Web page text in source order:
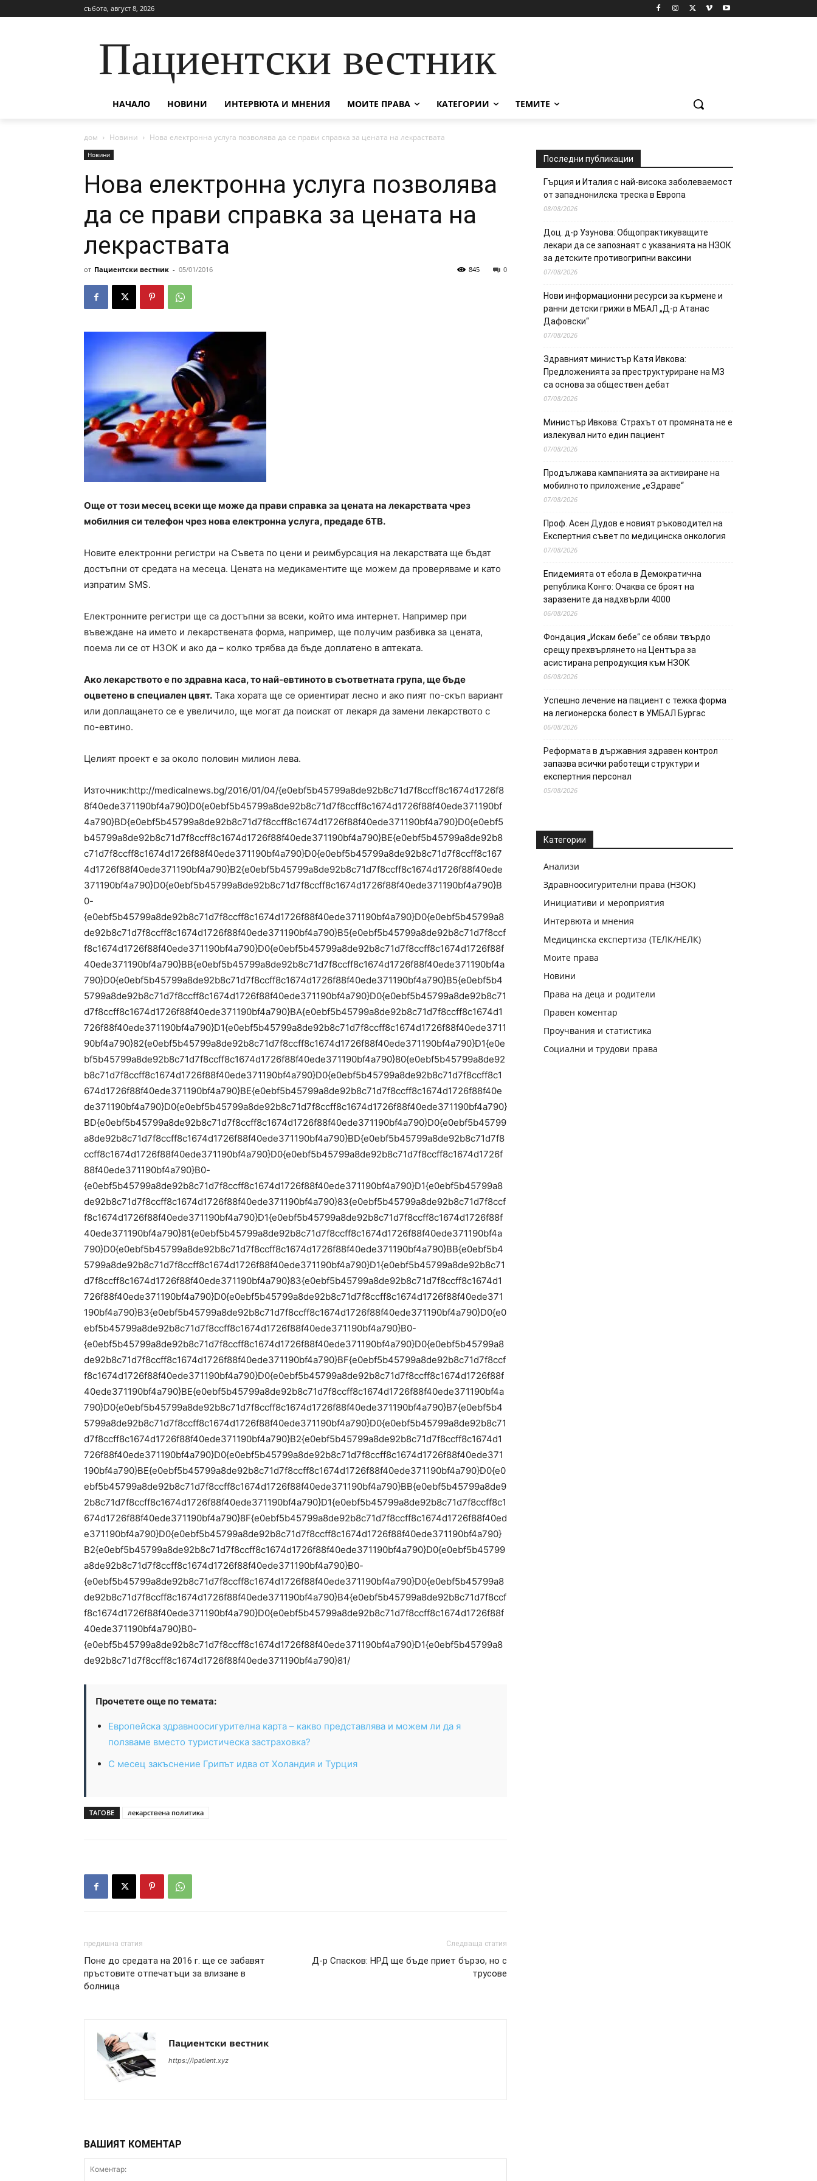
събота, август 8, 2026
Пациентски вестник
НАЧАЛО НОВИНИ ИНТЕРВЮТА И МНЕНИЯ МОИТЕ ПРАВА КАТЕГОРИИ ТЕМИТЕ
дом Новини Нова електронна услуга позволява да се прави справка за цената на лекраствата
Новини
Нова електронна услуга позволява
да се прави справка за цената на
лекраствата
от Пациентски вестник - 05/01/2016 0
845
Още от този месец всеки ще може да прави справка за цената на лекарствата чрез
мобилния си телефон чрез нова електронна услуга, предаде бТВ.
Новите електронни регистри на Съвета по цени и реимбурсация на лекарствата ще бъдат
достъпни от средата на месеца. Цената на медикаментите ще можем да проверяваме и като
изпратим SMS.
Електронните регистри ще са достъпни за всеки, който има интернет. Например при
въвеждане на името и лекарствената форма, например, ще получим разбивка за цената,
поема ли се от НЗОК и ако да – колко трябва да бъде доплатено в аптеката.
Ако лекарството е по здравна каса, то най-евтиното в съответната група, ще бъде
оцветено в специален цвят. Така хората ще се ориентират лесно и ако пият по-скъп вариант
или доплащането се е увеличило, ще могат да поискат от лекаря да замени лекарството с
по-евтино.
Целият проект е за около половин милион лева.
Източник:http://medicalnews.bg/2016/01/04/{e0ebf5b45799a8de92b8c71d7f8ccff8c1674d1726f8
8f40ede371190bf4a790}D0{e0ebf5b45799a8de92b8c71d7f8ccff8c1674d1726f88f40ede371190bf
4a790}BD{e0ebf5b45799a8de92b8c71d7f8ccff8c1674d1726f88f40ede371190bf4a790}D0{e0ebf5
b45799a8de92b8c71d7f8ccff8c1674d1726f88f40ede371190bf4a790}BE{e0ebf5b45799a8de92b8
c71d7f8ccff8c1674d1726f88f40ede371190bf4a790}D0{e0ebf5b45799a8de92b8c71d7f8ccff8c167
4d1726f88f40ede371190bf4a790}B2{e0ebf5b45799a8de92b8c71d7f8ccff8c1674d1726f88f40ede
371190bf4a790}D0{e0ebf5b45799a8de92b8c71d7f8ccff8c1674d1726f88f40ede371190bf4a790}B
0-
{e0ebf5b45799a8de92b8c71d7f8ccff8c1674d1726f88f40ede371190bf4a790}D0{e0ebf5b45799a8
de92b8c71d7f8ccff8c1674d1726f88f40ede371190bf4a790}B5{e0ebf5b45799a8de92b8c71d7f8ccf
f8c1674d1726f88f40ede371190bf4a790}D0{e0ebf5b45799a8de92b8c71d7f8ccff8c1674d1726f88f
40ede371190bf4a790}BB{e0ebf5b45799a8de92b8c71d7f8ccff8c1674d1726f88f40ede371190bf4a
790}D0{e0ebf5b45799a8de92b8c71d7f8ccff8c1674d1726f88f40ede371190bf4a790}B5{e0ebf5b4
5799a8de92b8c71d7f8ccff8c1674d1726f88f40ede371190bf4a790}D0{e0ebf5b45799a8de92b8c71
d7f8ccff8c1674d1726f88f40ede371190bf4a790}BA{e0ebf5b45799a8de92b8c71d7f8ccff8c1674d1
726f88f40ede371190bf4a790}D1{e0ebf5b45799a8de92b8c71d7f8ccff8c1674d1726f88f40ede3711
90bf4a790}82{e0ebf5b45799a8de92b8c71d7f8ccff8c1674d1726f88f40ede371190bf4a790}D1{e0e
bf5b45799a8de92b8c71d7f8ccff8c1674d1726f88f40ede371190bf4a790}80{e0ebf5b45799a8de92
b8c71d7f8ccff8c1674d1726f88f40ede371190bf4a790}D0{e0ebf5b45799a8de92b8c71d7f8ccff8c1
674d1726f88f40ede371190bf4a790}BE{e0ebf5b45799a8de92b8c71d7f8ccff8c1674d1726f88f40e
de371190bf4a790}D0{e0ebf5b45799a8de92b8c71d7f8ccff8c1674d1726f88f40ede371190bf4a790}
BD{e0ebf5b45799a8de92b8c71d7f8ccff8c1674d1726f88f40ede371190bf4a790}D0{e0ebf5b45799
a8de92b8c71d7f8ccff8c1674d1726f88f40ede371190bf4a790}BD{e0ebf5b45799a8de92b8c71d7f8
ccff8c1674d1726f88f40ede371190bf4a790}D0{e0ebf5b45799a8de92b8c71d7f8ccff8c1674d1726f
88f40ede371190bf4a790}B0-
{e0ebf5b45799a8de92b8c71d7f8ccff8c1674d1726f88f40ede371190bf4a790}D1{e0ebf5b45799a8
de92b8c71d7f8ccff8c1674d1726f88f40ede371190bf4a790}83{e0ebf5b45799a8de92b8c71d7f8ccf
f8c1674d1726f88f40ede371190bf4a790}D1{e0ebf5b45799a8de92b8c71d7f8ccff8c1674d1726f88f
40ede371190bf4a790}81{e0ebf5b45799a8de92b8c71d7f8ccff8c1674d1726f88f40ede371190bf4a
790}D0{e0ebf5b45799a8de92b8c71d7f8ccff8c1674d1726f88f40ede371190bf4a790}BB{e0ebf5b4
5799a8de92b8c71d7f8ccff8c1674d1726f88f40ede371190bf4a790}D1{e0ebf5b45799a8de92b8c71
d7f8ccff8c1674d1726f88f40ede371190bf4a790}83{e0ebf5b45799a8de92b8c71d7f8ccff8c1674d1
726f88f40ede371190bf4a790}D0{e0ebf5b45799a8de92b8c71d7f8ccff8c1674d1726f88f40ede371
190bf4a790}B3{e0ebf5b45799a8de92b8c71d7f8ccff8c1674d1726f88f40ede371190bf4a790}D0{e0
ebf5b45799a8de92b8c71d7f8ccff8c1674d1726f88f40ede371190bf4a790}B0-
{e0ebf5b45799a8de92b8c71d7f8ccff8c1674d1726f88f40ede371190bf4a790}D0{e0ebf5b45799a8
de92b8c71d7f8ccff8c1674d1726f88f40ede371190bf4a790}BF{e0ebf5b45799a8de92b8c71d7f8ccf
f8c1674d1726f88f40ede371190bf4a790}D0{e0ebf5b45799a8de92b8c71d7f8ccff8c1674d1726f88f
40ede371190bf4a790}BE{e0ebf5b45799a8de92b8c71d7f8ccff8c1674d1726f88f40ede371190bf4a
790}D0{e0ebf5b45799a8de92b8c71d7f8ccff8c1674d1726f88f40ede371190bf4a790}B7{e0ebf5b4
5799a8de92b8c71d7f8ccff8c1674d1726f88f40ede371190bf4a790}D0{e0ebf5b45799a8de92b8c71
d7f8ccff8c1674d1726f88f40ede371190bf4a790}B2{e0ebf5b45799a8de92b8c71d7f8ccff8c1674d1
726f88f40ede371190bf4a790}D0{e0ebf5b45799a8de92b8c71d7f8ccff8c1674d1726f88f40ede371
190bf4a790}BE{e0ebf5b45799a8de92b8c71d7f8ccff8c1674d1726f88f40ede371190bf4a790}D0{e0
ebf5b45799a8de92b8c71d7f8ccff8c1674d1726f88f40ede371190bf4a790}BB{e0ebf5b45799a8de9
2b8c71d7f8ccff8c1674d1726f88f40ede371190bf4a790}D1{e0ebf5b45799a8de92b8c71d7f8ccff8c1
674d1726f88f40ede371190bf4a790}8F{e0ebf5b45799a8de92b8c71d7f8ccff8c1674d1726f88f40ed
e371190bf4a790}D0{e0ebf5b45799a8de92b8c71d7f8ccff8c1674d1726f88f40ede371190bf4a790}
B2{e0ebf5b45799a8de92b8c71d7f8ccff8c1674d1726f88f40ede371190bf4a790}D0{e0ebf5b45799
a8de92b8c71d7f8ccff8c1674d1726f88f40ede371190bf4a790}B0-
{e0ebf5b45799a8de92b8c71d7f8ccff8c1674d1726f88f40ede371190bf4a790}D0{e0ebf5b45799a8
de92b8c71d7f8ccff8c1674d1726f88f40ede371190bf4a790}B4{e0ebf5b45799a8de92b8c71d7f8ccf
f8c1674d1726f88f40ede371190bf4a790}D0{e0ebf5b45799a8de92b8c71d7f8ccff8c1674d1726f88f
40ede371190bf4a790}B0-
{e0ebf5b45799a8de92b8c71d7f8ccff8c1674d1726f88f40ede371190bf4a790}D1{e0ebf5b45799a8
de92b8c71d7f8ccff8c1674d1726f88f40ede371190bf4a790}81/
Прочетете още по темата:
Европейска здравноосигурителна карта – какво представлява и можем ли да я
ползваме вместо туристическа застраховка?
С месец закъснение Грипът идва от Холандия и Турция
ТАГОВЕ лекарствена политика
предишна статия
Поне до средата на 2016 г. ще се забавят
пръстовите отпечатъци за влизане в
болница
Следваща статия
Д-р Спасков: НРД ще бъде приет бързо, но с
трусове
Пациентски вестник
https://ipatient.xyz
ВАШИЯТ КОМЕНТАР
Последни публикации
Гърция и Италия с най-висока заболеваемост
от западнонилска треска в Европа
08/08/2026
Доц. д-р Узунова: Общопрактикуващите
лекари да се запознаят с указанията на НЗОК
за детските противогрипни ваксини
07/08/2026
Нови информационни ресурси за кърмене и
ранни детски грижи в МБАЛ „Д-р Атанас
Дафовски“
07/08/2026
Здравният министър Катя Ивкова:
Предложенията за преструктуриране на МЗ
са основа за обществен дебат
07/08/2026
Министър Ивкова: Страхът от промяната не е
излекувал нито един пациент
07/08/2026
Продължава кампанията за активиране на
мобилното приложение „еЗдраве“
07/08/2026
Проф. Асен Дудов е новият ръководител на
Експертния съвет по медицинска онкология
07/08/2026
Епидемията от ебола в Демократична
република Конго: Очаква се броят на
заразените да надхвърли 4000
06/08/2026
Фондация „Искам бебе“ се обяви твърдо
срещу прехвърлянето на Центъра за
асистирана репродукция към НЗОК
06/08/2026
Успешно лечение на пациент с тежка форма
на легионерска болест в УМБАЛ Бургас
06/08/2026
Реформата в държавния здравен контрол
запазва всички работещи структури и
експертния персонал
05/08/2026
Категории
Анализи
Здравноосигурителни права (НЗОК)
Инициативи и мероприятия
Интервюта и мнения
Медицинска експертиза (ТЕЛК/НЕЛК)
Моите права
Новини
Права на деца и родители
Правен коментар
Проучвания и статистика
Социални и трудови права